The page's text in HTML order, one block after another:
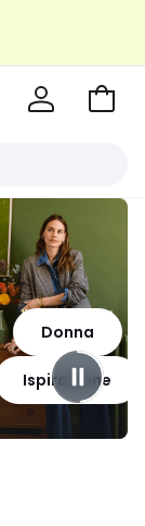
Vai
Donna
Ispirazione